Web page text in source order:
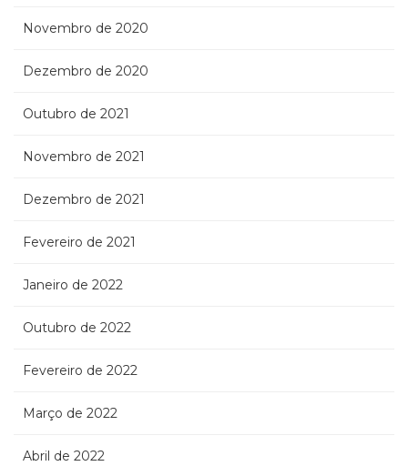
Novembro de 2020
Dezembro de 2020
Outubro de 2021
Novembro de 2021
Dezembro de 2021
Fevereiro de 2021
Janeiro de 2022
Outubro de 2022
Fevereiro de 2022
Março de 2022
Abril de 2022